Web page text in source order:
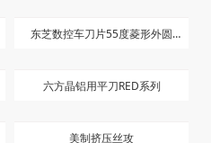
东芝数控车刀片55度菱形外圆
双色刀粒
六方晶铝用平刀RED系列
美制挤压丝攻